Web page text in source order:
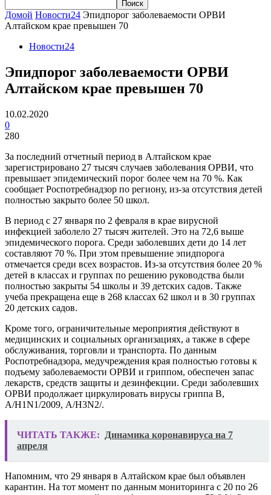
Домой Новости24 Эпидпорог заболеваемости ОРВИ
Алтайском крае превышен 70
Новости24
Эпидпорог заболеваемости ОРВИ
Алтайском крае превышен 70
10.02.2020
0
280
За последний отчетный период в Алтайском крае
зарегистрировано 27 тысяч случаев заболевания ОРВИ, что
превышает эпидемический порог более чем на 70 %. Как
сообщает Роспотребнадзор по региону, из-за отсутствия детей
полностью закрыто более 50 школ.
В период с 27 января по 2 февраля в крае вирусной
инфекцией заболело 27 тысяч жителей. Это на 72,6 выше
эпидемического порога. Среди заболевших дети до 14 лет
составляют 70 %. При этом превышение эпидпорога
отмечается среди всех возрастов. Из-за отсутствия более 20 %
детей в классах и группах по решению руководства были
полностью закрыты 54 школы и 39 детских садов. Также
учеба прекращена еще в 268 классах 62 школ и в 30 группах
20 детских садов.
Кроме того, ограничительные мероприятия действуют в
медицинских и социальных организациях, а также в сфере
обслуживания, торговли и транспорта. По данным
Роспотребнадзора, медучреждения края полностью готовы к
подъему заболеваемости ОРВИ и гриппом, обеспечен запас
лекарств, средств защиты и дезинфекции. Среди заболевших
ОРВИ продолжает циркулировать вирусы гриппа В,
А/H1N1/2009, А/H3N2/.
ЧИТАТЬ ТАКЖЕ:
Динамика коронавируса на 7
апреля
Напомним, что 29 января в Алтайском крае был объявлен
карантин. На тот момент по данным мониторинга с 20 по 26